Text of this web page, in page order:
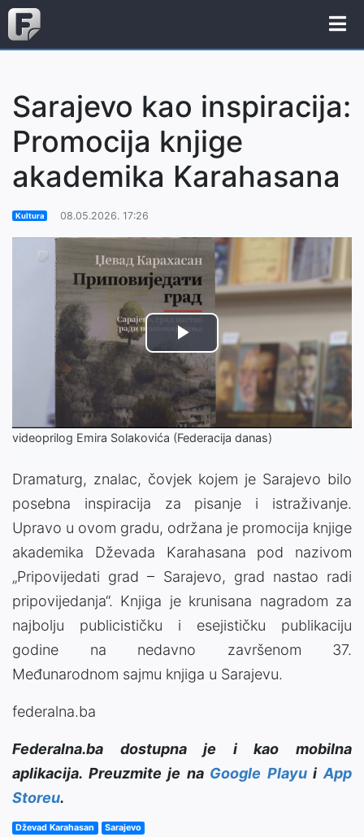
Sarajevo kao inspiracija:
Promocija knjige
akademika Karahasana
Kultura 08.05.2026. 17:26
Play
Video
videoprilog Emira Solakovića (Federacija danas)
Dramaturg, znalac, čovjek kojem je Sarajevo bilo
posebna inspiracija za pisanje i istraživanje.
Upravo u ovom gradu, održana je promocija knjige
akademika Dževada Karahasana pod nazivom
„Pripovijedati grad – Sarajevo, grad nastao radi
pripovijedanja“. Knjiga je krunisana nagradom za
najbolju publicističku i esejističku publikaciju
godine na nedavno završenom 37.
Međunarodnom sajmu knjiga u Sarajevu.
federalna.ba
Federalna.ba dostupna je i kao mobilna
aplikacija. Preuzmite je na Google PlayuiApp
Storeu.
Dževad Karahasan Sarajevo